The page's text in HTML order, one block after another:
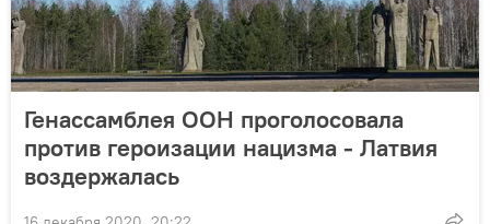
Генассамблея ООН проголосовала
против героизации нацизма - Латвия
воздержалась